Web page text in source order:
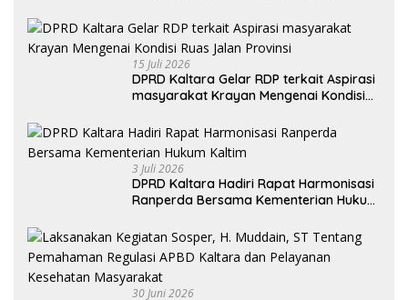
15 Juli 2026
DPRD Kaltara Gelar RDP terkait Aspirasi
masyarakat Krayan Mengenai Kondisi
3 Juli 2026
DPRD Kaltara Hadiri Rapat Harmonisasi
Ranperda Bersama Kementerian Hukum
30 Juni 2026